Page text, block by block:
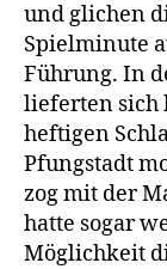
und glichen
Spielminute
Führung. In
lieferten sich
heftigen
Pfungstadt
zog mit der
hatte sogar
Möglichkeit